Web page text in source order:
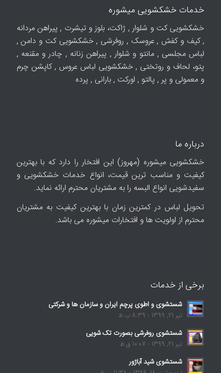
خدمات خشکشویی میشوره
خشکشویی کت و شلوار , ژاکت، بلوز و تیشرت , پیراهن مردانه
, کیف و کفش , عروسک , روفرشی , خشکشویی کت و دامن ,
لباس مجلسی , مانتو و شلوار , پیراهن زنانه , چادر و مقنعه ,
پتو، لحاف و روتختی , خشکشویی لباس عروس , کاپشن چرم
و معمولی و پر , پالتو , اورکت , بارانی , پرده
درباره ما
خشکشویی میشوره (مهروز) این افتخار را دارد که با بهترین
کیفیت و مناسب ترین قیمت، انواع خدمات خشکشویی و
سفیدشویی انواع البسه را به مشتریان محترم ارائه نماید.
تحویل لباس در کمترین زمان با بهترین کیفیت به مشتریان
محترم از اولویت ها و افتخارات میشوره می باشد.
برخی از خدمات
شستشوی و اطوی پرچم ایران و سازمان ها و شرکتی
تیر 21, 1399 - 8:39 ب.ظ
شستشوی روفرشی بصورت تک شویی
تیر 21, 1399 - 10:07 ق.ظ
شستشوی شید آباژور